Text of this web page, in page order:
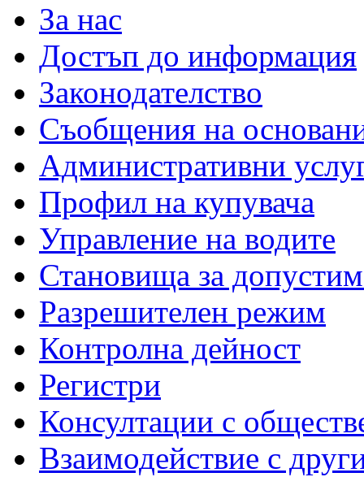
За нас
Достъп до информация
Законодателство
Съобщения на
Административни
Профил на купувача
Управление на водите
Становища за
Разрешителен режим
Контролна дейност
Регистри
Консултации с
Взаимодействие с